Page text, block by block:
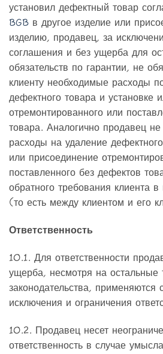
установил дефектный товар
BGB в другое изделие или
изделию, продавец, за
соглашения и без ущерба для
обязательств по гарантии, не
клиенту необходимые расходы
дефектного товара и установке
отремонтированного или
товара. Аналогично продавец
расходы на удаление
или присоединение
поставленного без дефектов
обратного требования клиента в
(то есть между клиентом и его
Ответственность
10.1. Для ответственности
ущерба, несмотря на остальные
законодательства, применяются
исключения и ограничения
10.2. Продавец несет
ответственность в случае